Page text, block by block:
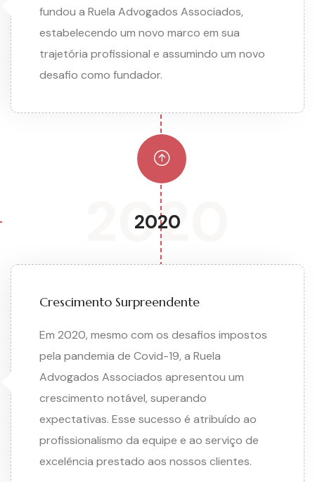
fundou a Ruela Advogados Associados,
estabelecendo um novo marco em sua
trajetória profissional e assumindo um novo
desafio como fundador.
2020
2020
Crescimento Surpreendente
Em 2020, mesmo com os desafios impostos
pela pandemia de Covid-19, a Ruela
Advogados Associados apresentou um
crescimento notável, superando
expectativas. Esse sucesso é atribuído ao
profissionalismo da equipe e ao serviço de
excelência prestado aos nossos clientes.